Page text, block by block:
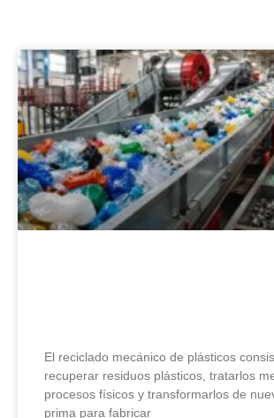
El reciclado mecánico de plásticos
recuperar residuos plásticos, tratarlos
procesos físicos y transformarlos de
prima para fabricar